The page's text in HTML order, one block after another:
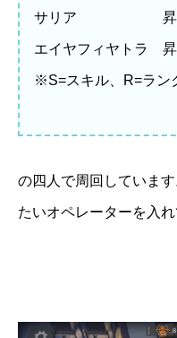
サリア 昇進2
エイヤフィヤトラ
※S=スキル、R=ラン
の四人で周回していま
たいオペレーターを入れ